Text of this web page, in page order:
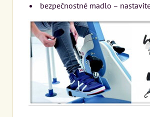
bezpečnostné madlo –